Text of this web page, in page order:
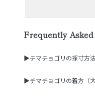
Frequently Asked
▶チマチョゴリの採寸方
▶チマチョゴリの着方（大